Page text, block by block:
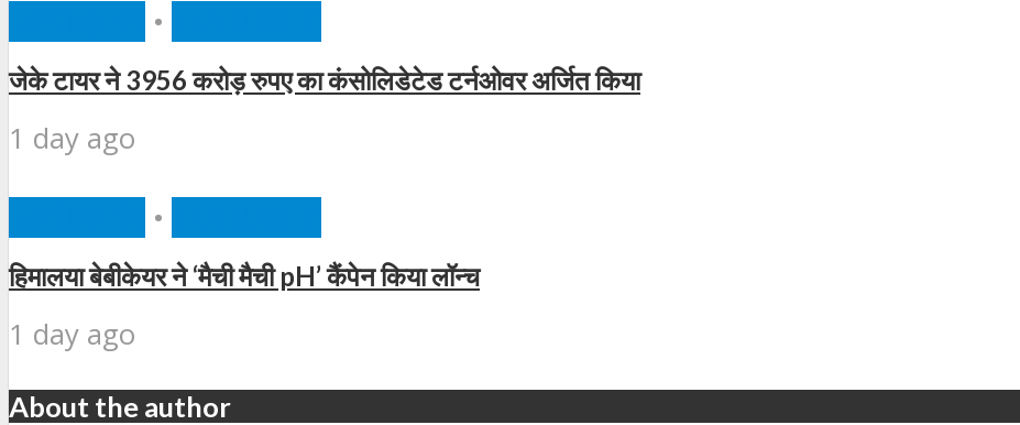
•
जेके टायर ने 3956 करोड़ रुपए का कंसोलिडेटेड टर्नओवर अर्जित किया
1 day ago
•
हिमालया बेबीकेयर ने ‘मैची मैची pH’ कैंपेन किया लॉन्च
1 day ago
About the author